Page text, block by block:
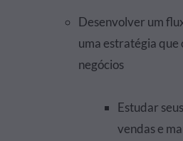
Desenvolver um
uma estratégia que
negócios
Estudar
vendas e